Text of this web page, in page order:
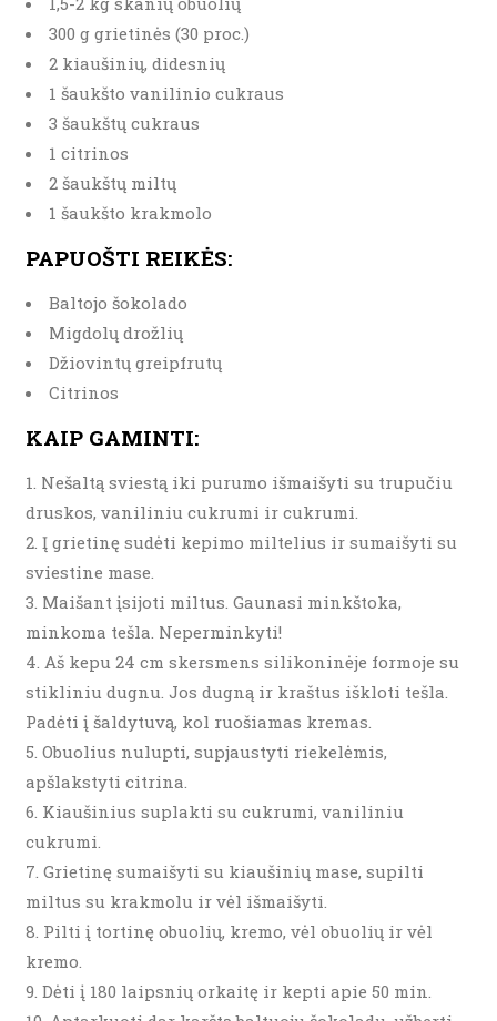
300 g grietinės (30 proc.)
2 kiaušinių, didesnių
1 šaukšto vanilinio cukraus
3 šaukštų cukraus
1 citrinos
2 šaukštų miltų
1 šaukšto krakmolo
PAPUOŠTI REIKĖS:
Baltojo šokolado
Migdolų drožlių
Džiovintų greipfrutų
Citrinos
KAIP GAMINTI:
Nešaltą sviestą iki purumo išmaišyti su trupučiu
druskos, vaniliniu cukrumi ir cukrumi.
Į grietinę sudėti kepimo miltelius ir sumaišyti su
sviestine mase.
Maišant įsijoti miltus. Gaunasi minkštoka,
minkoma tešla. Neperminkyti!
Aš kepu 24 cm skersmens silikoninėje formoje su
stikliniu dugnu. Jos dugną ir kraštus iškloti tešla.
Padėti į šaldytuvą, kol ruošiamas kremas.
Obuolius nulupti, supjaustyti riekelėmis,
apšlakstyti citrina.
Kiaušinius suplakti su cukrumi, vaniliniu
cukrumi.
Grietinę sumaišyti su kiaušinių mase, supilti
miltus su krakmolu ir vėl išmaišyti.
Pilti į tortinę obuolių, kremo, vėl obuolių ir vėl
kremo.
Dėti į 180 laipsnių orkaitę ir kepti apie 50 min.